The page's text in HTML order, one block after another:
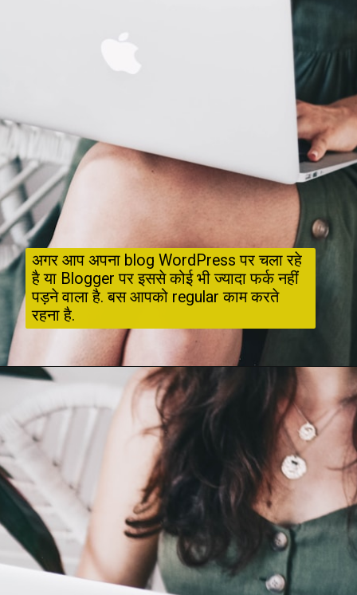
अगर आप अपना blog WordPress पर चला रहे
है या Blogger पर इससे कोई भी ज्यादा फर्क नहीं
पड़ने वाला है. बस आपको regular काम करते
रहना है.